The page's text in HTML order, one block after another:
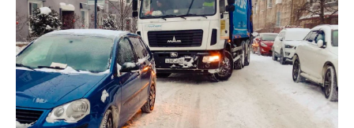
По
вопросам
заключения
договоров